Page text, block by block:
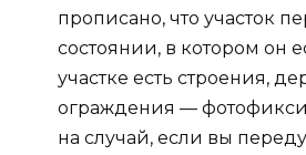
прописано, что участок
состоянии, в котором он
участке есть строения,
ограждения —
на случай, если вы